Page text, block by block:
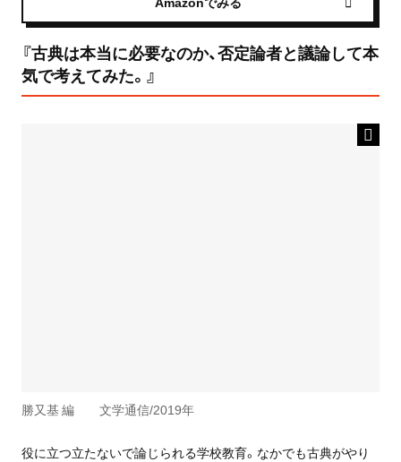
『古典は本当に必要なのか、否定論者と議論して本
気で考えてみた。』
勝又基 編 文学通信/2019年
役に立つ立たないで論じられる学校教育。なかでも古典がやり